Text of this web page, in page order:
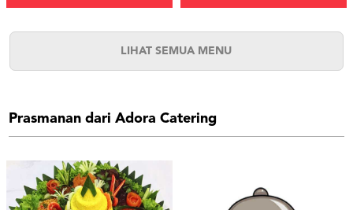
LIHAT SEMUA MENU
Prasmanan dari Adora Catering